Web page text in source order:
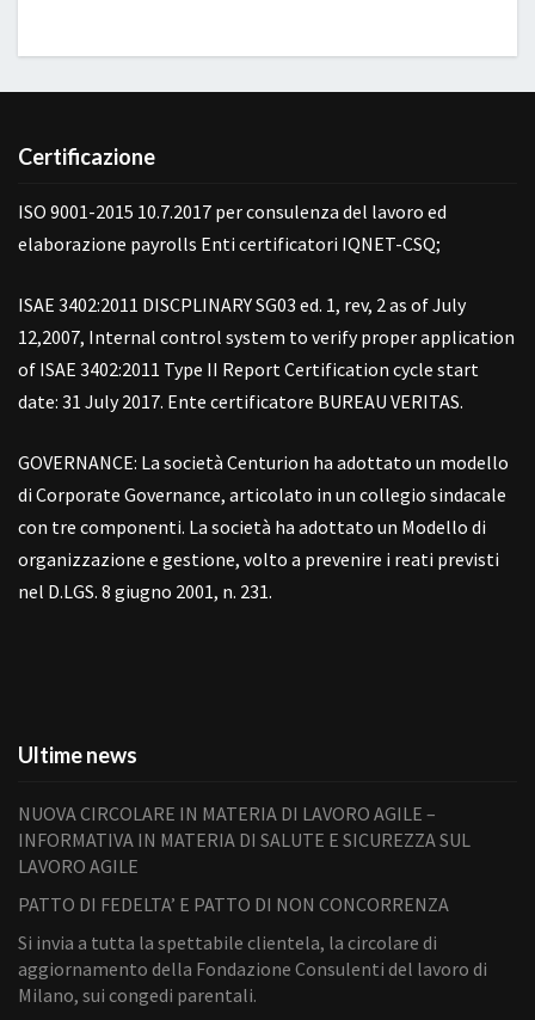
Certificazione
ISO 9001-2015 10.7.2017 per consulenza del lavoro ed
elaborazione payrolls Enti certificatori IQNET-CSQ;
ISAE 3402:2011 DISCPLINARY SG03 ed. 1, rev, 2 as of July
12,2007, Internal control system to verify proper application
of ISAE 3402:2011 Type II Report Certification cycle start
date: 31 July 2017. Ente certificatore BUREAU VERITAS.
GOVERNANCE: La società Centurion ha adottato un modello
di Corporate Governance, articolato in un collegio sindacale
con tre componenti. La società ha adottato un Modello di
organizzazione e gestione, volto a prevenire i reati previsti
nel D.LGS. 8 giugno 2001, n. 231.
Ultime news
NUOVA CIRCOLARE IN MATERIA DI LAVORO AGILE –
INFORMATIVA IN MATERIA DI SALUTE E SICUREZZA SUL
LAVORO AGILE
PATTO DI FEDELTA’ E PATTO DI NON CONCORRENZA
Si invia a tutta la spettabile clientela, la circolare di
aggiornamento della Fondazione Consulenti del lavoro di
Milano, sui congedi parentali.